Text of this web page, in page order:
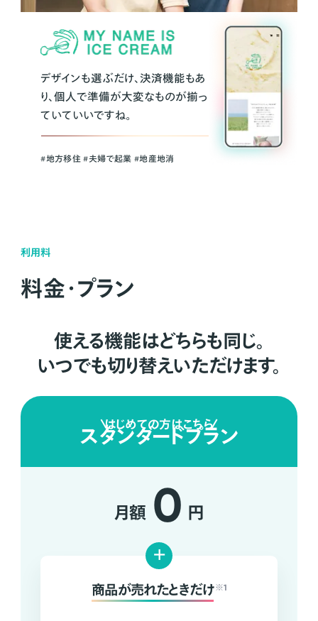
デザインも選ぶだけ、決済機能もあ
り、個人で準備が大変なものが揃っ
ていていいですね。
#地方移住 #夫婦で起業 #地産地消
利用料
料金・プラン
使える機能はどちらも同じ。
いつでも切り替えいただけます。
はじめての方はこちら
スタンダードプラン
月額 0 円
+
商品が売れたときだけ ※1